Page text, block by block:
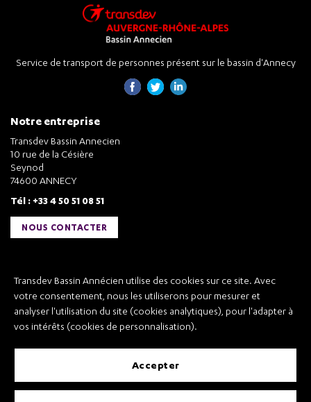
Transdev Bassin Annécien utilise des cookies sur ce site. Avec
votre consentement, nous les utiliserons pour mesurer et
analyser l'utilisation du site (cookies analytiques), pour l'adapter à
vos intérêts (cookies de personnalisation).
accepter
Service de transport de personnes présent sur le bassin d'Annecy
Notre entreprise
Transdev Bassin Annecien
10 rue de la Césière
Seynod
74600 ANNECY
Tél : +33 4 50 51 08 51
NOUS CONTACTER
Transdev Bassin Annécien
Recrutement